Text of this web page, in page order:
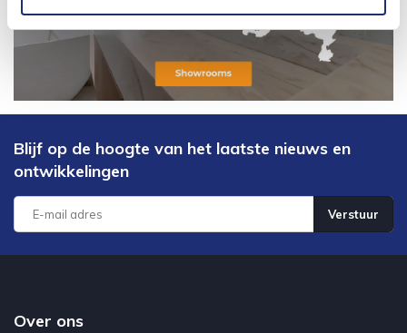
Blijf op de hoogte van het laatste nieuws en
ontwikkelingen
Verstuur
Over ons